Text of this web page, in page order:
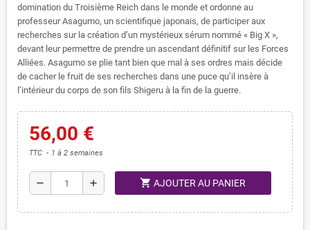
domination du Troisième Reich dans le monde et ordonne au
professeur Asagumo, un scientifique japonais, de participer aux
recherches sur la création d’un mystérieux sérum nommé « Big X »,
devant leur permettre de prendre un ascendant définitif sur les Forces
Alliées. Asagumo se plie tant bien que mal à ses ordres mais décide
de cacher le fruit de ses recherches dans une puce qu’il insère à
l’intérieur du corps de son fils Shigeru à la fin de la guerre.
56,00 €
TTC 1 à 2 semaines
remove add shopping_cart AJOUTER AU PANIER